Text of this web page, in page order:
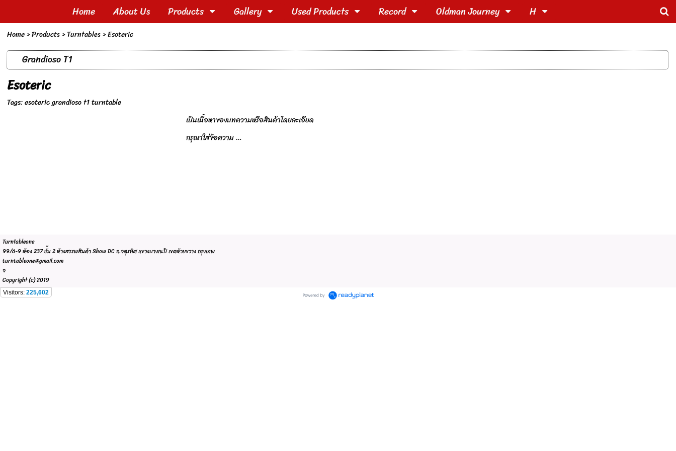
Home About Us Products Gallery Used Products Record Oldman Journey H
Home> Products >Turntables>Esoteric
Grandioso T1
Esoteric
Tags:esoteric grandioso t1 turntable
เป็นเนื้อหาของบทความหรือสินค้าโดยละเอียด
กรุณาใส่ข้อความ …
Turntableone
99/6-9 ห้อง 237 ชั้น 2 ห้างสรรพสินค้า Show DC ถ.จตุรทิศ แขวงบางกะปิ เขตห้วยขวาง กรุงเทพ
turntableone@gmail.com
จ
Copyright (c) 2019
Visitors: 225,602